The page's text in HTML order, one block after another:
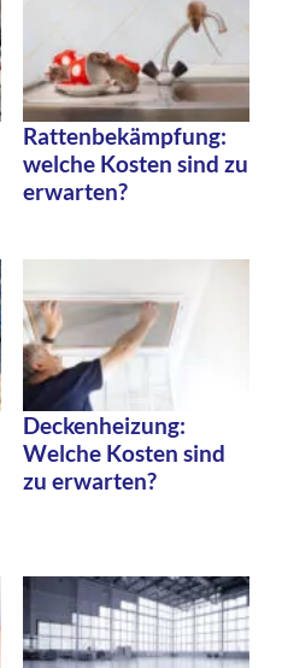
Rattenbekämpfung:
welche Kosten sind zu
erwarten?
Deckenheizung:
Welche Kosten sind
zu erwarten?